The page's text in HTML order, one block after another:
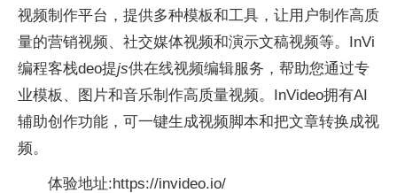
视频制作平台，提供多种模板和工具，让用户制作高质
量的营销视频、社交媒体视频和演示文稿视频等。InVi
编程客栈deo提js供在线视频编辑服务，帮助您通过专
业模板、图片和音乐制作高质量视频。InVideo拥有AI
辅助创作功能，可一键生成视频脚本和把文章转换成视
频。
体验地址:https://invideo.io/